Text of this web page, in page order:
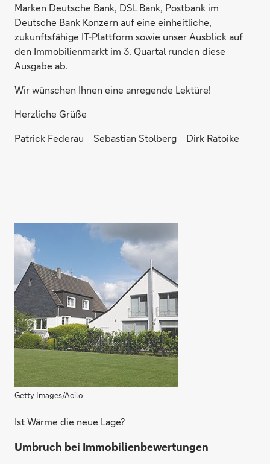
Marken Deutsche Bank, DSL Bank, Postbank im
Deutsche Bank Konzern auf eine einheitliche,
zukunftsfähige IT-Plattform sowie unser Ausblick auf
den Immobilienmarkt im 3. Quartal runden diese
Ausgabe ab.
Wir wünschen Ihnen eine anregende Lektüre!
Herzliche Grüße
Patrick Federau Sebastian Stolberg Dirk Ratoike
Getty Images/Acilo
Ist Wärme die neue Lage?
Umbruch bei Immobilienbewertungen